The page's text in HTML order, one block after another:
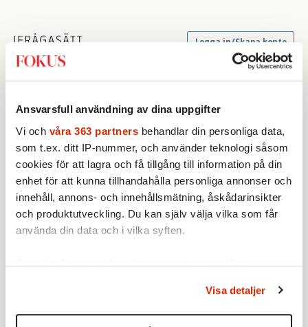
Ansvarsfull användning av dina uppgifter
Vi och våra 363 partners behandlar din personliga data,
som t.ex. ditt IP-nummer, och använder teknologi såsom
cookies för att lagra och få tillgång till information på din
enhet för att kunna tillhandahålla personliga annonser och
innehåll, annons- och innehållsmätning, åskådarinsikter
och produktutveckling. Du kan själv välja vilka som får
använda din data och i vilka syften.
Ta reda på mer om hur dina personliga uppgifter
Du kan ändra eller dra tillbaka ditt samtycke när som
helst från cookie-förklaringen.
Visa detaljer